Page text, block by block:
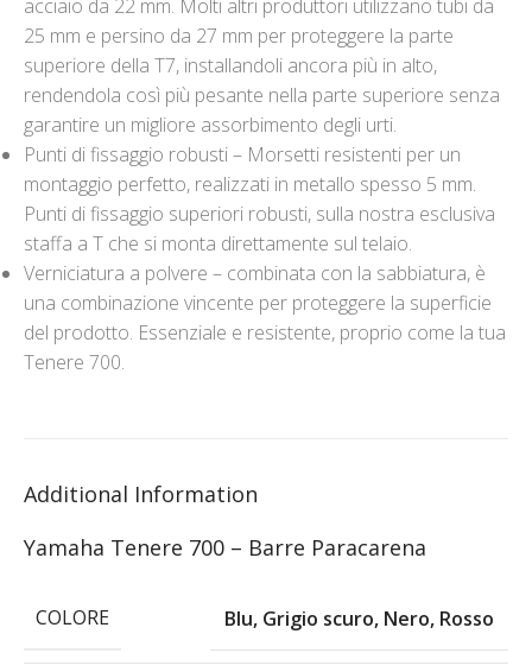
acciaio da 22 mm. Molti altri produttori utilizzano tubi da
25 mm e persino da 27 mm per proteggere la parte
superiore della T7, installandoli ancora più in alto,
rendendola così più pesante nella parte superiore senza
garantire un migliore assorbimento degli urti.
Punti di fissaggio robusti – Morsetti resistenti per un
montaggio perfetto, realizzati in metallo spesso 5 mm.
Punti di fissaggio superiori robusti, sulla nostra esclusiva
staffa a T che si monta direttamente sul telaio.
Verniciatura a polvere – combinata con la sabbiatura, è
una combinazione vincente per proteggere la superficie
del prodotto. Essenziale e resistente, proprio come la tua
Tenere 700.
Additional Information
Yamaha Tenere 700 – Barre Paracarena
COLORE Blu, Grigio scuro, Nero, Rosso